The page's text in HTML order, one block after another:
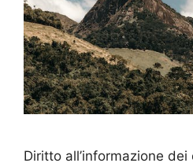
Diritto all’informazione